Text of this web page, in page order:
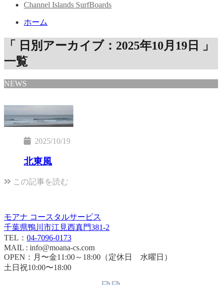
Channel Islands SurfBoards
ホーム
「 日別アーカイブ：2025年10月19日 」
一覧
NEWS
2025/10/19
北東風
この記事を読む
モアナ コースタルサービス
千葉県鴨川市江見西真門381-2
TEL： 04-7096-0173
MAIL : info@moana-cs.com
OPEN：月〜金11:00～18:00（定休日 水曜日）
土日祝10:00〜18:00